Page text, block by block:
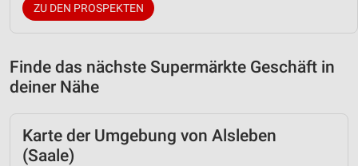
ZU DEN PROSPEKTEN
Finde das nächste Supermärkte Geschäft in
deiner Nähe
Karte der Umgebung von Alsleben
(Saale)